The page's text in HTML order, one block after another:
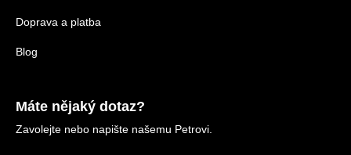
Doprava a platba
Blog
Máte nějaký dotaz?
Zavolejte nebo napište našemu Petrovi.